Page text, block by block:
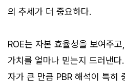
의 추세가 더 중요하다.
ROE는 자본 효율성을 보여주
가치를 얼마나 믿는지 드러낸
자가 큰 만큼 PBR 해석이 특히